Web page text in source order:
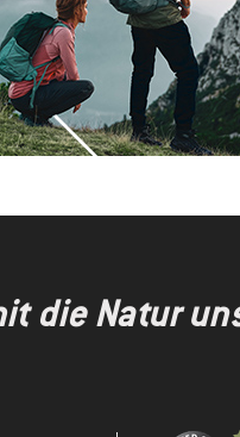
die Natur